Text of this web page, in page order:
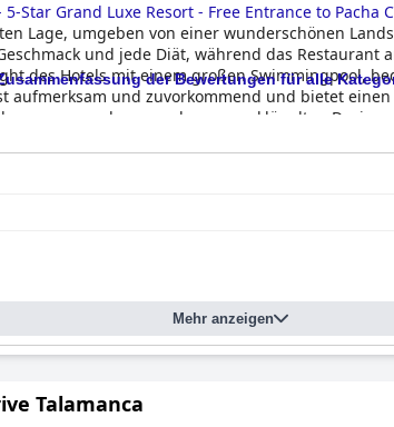
Star Grand Luxe Resort - Free Entrance to Pacha
Lage, umgeben von einer wunderschönen
und jede Diät, während das Restaurant
des Hotels mit einem großen Swimmingpool,
aufmerksam und zuvorkommend und bietet
waren andere von dem ausgeklügelten Design
verbringen möchte.
der Bewertungen für alle
Mehr anzeigen
Talamanca